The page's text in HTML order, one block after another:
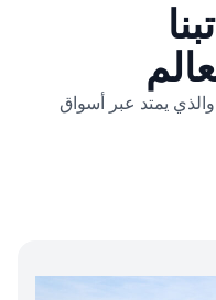
يمتد عبر أسواق